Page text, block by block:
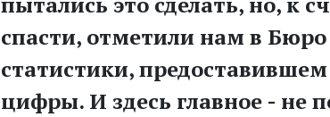
спасти, отметили нам в
статистики,
цифры. И здесь главное - не